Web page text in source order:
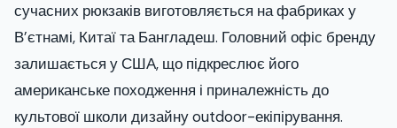
сучасних рюкзаків виготовляється на фабриках у
В’єтнамі, Китаї та Бангладеш. Головний офіс бренду
залишається у США, що підкреслює його
американське походження і приналежність до
культової школи дизайну outdoor-екіпірування.